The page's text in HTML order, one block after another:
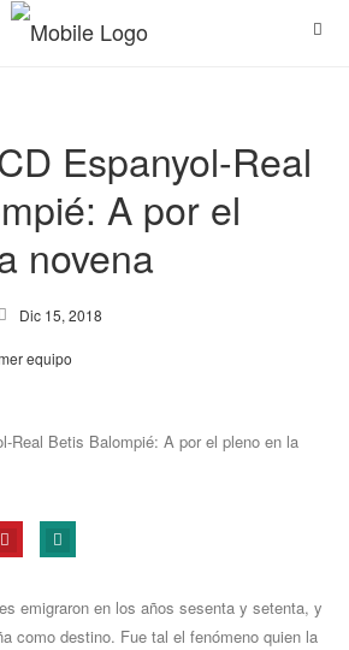
Espanyol-Real
A por el
novena
Dic 15, 2018
equipo
emigraron en los años sesenta y setenta, y
como destino. Fue tal el fenómeno quien la